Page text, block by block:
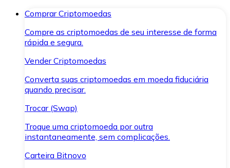
Comprar Criptomoedas
Compre as criptomoedas de seu interesse de forma
rápida e segura.
Vender Criptomoedas
Converta suas criptomoedas em moeda fiduciária
quando precisar.
Trocar (Swap)
Troque uma criptomoeda por outra
instantaneamente, sem complicações.
Carteira Bitnovo